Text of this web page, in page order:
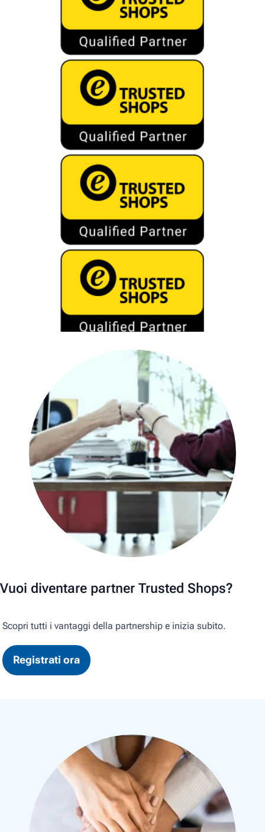
Vuoi diventare partner Trusted Shops?
Scopri tutti i vantaggi della partnership e inizia subito.
Registrati ora